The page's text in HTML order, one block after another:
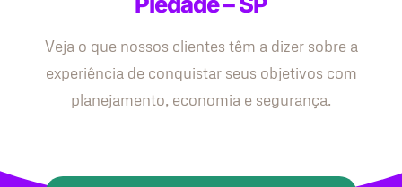
Veja o que nossos clientes têm a dizer sobre a
experiência de conquistar seus objetivos com
planejamento, economia e segurança.